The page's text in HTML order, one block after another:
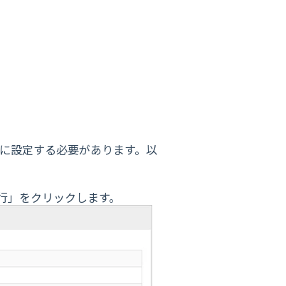
設定する必要があります。以
をクリックします。